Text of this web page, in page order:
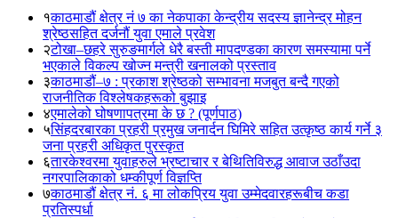
१काठमाडौं क्षेत्र नं ७ का नेकपाका केन्द्रीय सदस्य ज्ञानेन्द्र मोहन
श्रेष्ठसहित दर्जनौं युवा एमाले प्रवेश
२टोखा–छहरे सुरुङमार्गले धेरै बस्ती मापदण्डका कारण समस्यामा पर्ने
भएकाले विकल्प खोज्न मन्त्री खनालको प्रस्ताव
३काठमाडौं–७ : प्रकाश श्रेष्ठको सम्भावना मजबुत बन्दै गएको
राजनीतिक विश्लेषकहरूको बुझाइ
४एमालेको घोषणापत्रमा के छ ? (पूर्णपाठ)
५सिंहदरबारका प्रहरी प्रमुख जनार्दन घिमिरे सहित उत्कृष्ठ कार्य गर्ने ३
जना प्रहरी अधिकृत पुरस्कृत
६तारकेश्वरमा युवाहरुले भ्रष्टाचार र बेथितिविरुद्ध आवाज उठाँउदा
नगरपालिकाको धम्कीपूर्ण विज्ञप्ति
७काठमाडौं क्षेत्र नं. ६ मा लोकप्रिय युवा उम्मेदवारहरूबीच कडा
प्रतिस्पर्धा